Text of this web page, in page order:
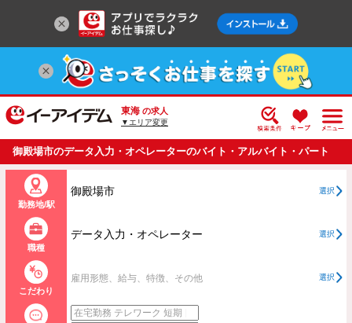
東海 の求人
▼エリア変更
御殿場市のデータ入力・オペレーターのバイト・アルバイト・パート
の求人情報一覧
勤務地/駅
御殿場市 選択
職種
データ入力・オペレーター 選択
こだわり
雇用形態、給与、特徴、その他 選択